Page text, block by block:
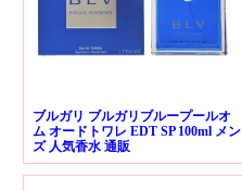
ブルガリ ブルガリブループールオ
ム オードトワレ EDT SP 100ml メン
ズ 人気香水 通販